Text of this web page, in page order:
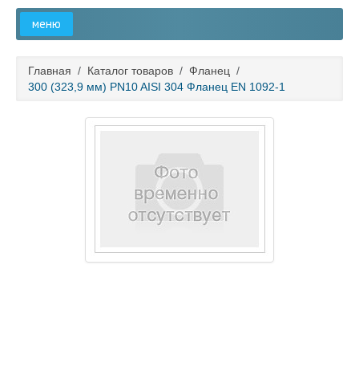
меню
О компании
Каталог товаров
Главная / Каталог товаров / Фланец /
300 (323,9 мм) PN10 AISI 304 Фланец EN 1092-1